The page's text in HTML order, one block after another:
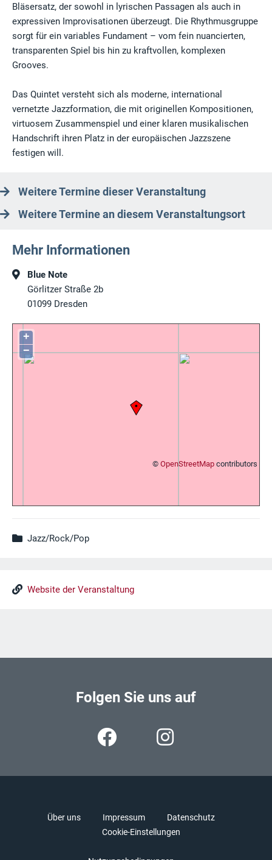
Bläsersatz, der sowohl in lyrischen Passagen als auch in
expressiven Improvisationen überzeugt. Die Rhythmusgruppe
sorgt für ein variables Fundament – vom fein nuancierten,
transparenten Spiel bis hin zu kraftvollen, komplexen
Grooves.
Das Quintet versteht sich als moderne, international
vernetzte Jazzformation, die mit originellen Kompositionen,
virtuosem Zusammenspiel und einer klaren musikalischen
Handschrift ihren Platz in der europäischen Jazzszene
festigen will.
Weitere Termine dieser Veranstaltung
Weitere Termine an diesem Veranstaltungsort
Mehr Informationen
Blue Note
Görlitzer Straße 2b
01099 Dresden
+
−
© OpenStreetMap contributors
Jazz/Rock/Pop
Website der Veranstaltung
Folgen Sie uns auf
Über uns Impressum
Datenschutz
Cookie-Einstellungen